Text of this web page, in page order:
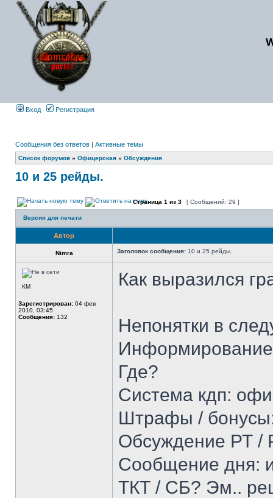
Вход Регистрация
Сообщения без ответов | Активные темы
Список форумов » Офицерская » Обсуждения
10 и 25 рейды.
Страница 1 из 3 [ Сообщений: 29 ]
Версия для печати
Автор
Nimra Заголовок сообщения: 10 и 25 рейды.
КМ
Зарегистрирован: 04 фев
2010, 03:45
Сообщения: 132
Как выразился
Непонятки в
Информирование
Где?
Система кдп:
Штрафы /
Обсуждение РТ /
Сообщение дня:
ТКТ / СБ? Эм..